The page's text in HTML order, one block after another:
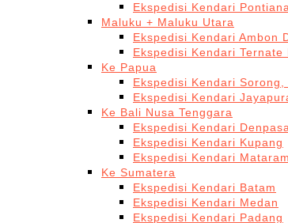
Ekspedisi Kendari
Maluku + Maluku Utara
Ekspedisi Kendari Ambon
Ekspedisi Kendari Ternate
Ke Papua
Ekspedisi Kendari
Ekspedisi Kendari
Ke Bali Nusa Tenggara
Ekspedisi Kendari
Ekspedisi Kendari Kupang
Ekspedisi Kendari Mataram
Ke Sumatera
Ekspedisi Kendari Batam
Ekspedisi Kendari Medan
Ekspedisi Kendari Padang